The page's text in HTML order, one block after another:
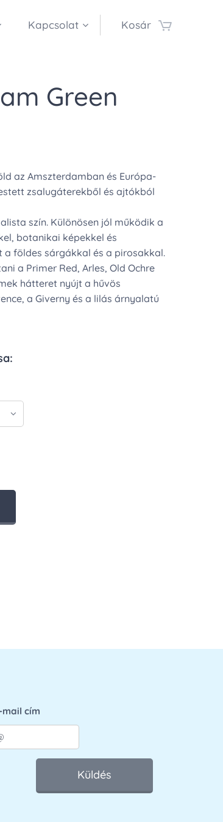
Kapcsolat Kosár
Green
az Amszterdamban és Európa-
zsalugáterekből és ajtókból
szín. Különösen jól működik a
botanikai képekkel és
a földes sárgákkal és a pirosakkal.
a Primer Red, Arles, Old Ochre
hátteret nyújt a hűvös
a Giverny és a lilás árnyalatú
mail cím
Küldés